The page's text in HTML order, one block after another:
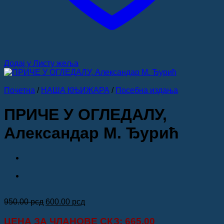
Додај у Листу жеља
Почетна / НАША КЊИЖАРА / Посебна издања
ПРИЧЕ У ОГЛЕДАЛУ,
Александар М. Ђурић
950.00рсд Оригинална
је
600.00 рсд
је:
ЦЕНА ЗА ЧЛАНОВЕ СКЗ: 665.00